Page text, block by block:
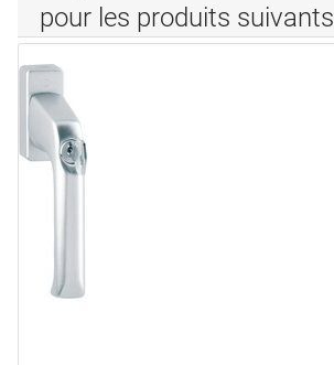
pour les produits suivants